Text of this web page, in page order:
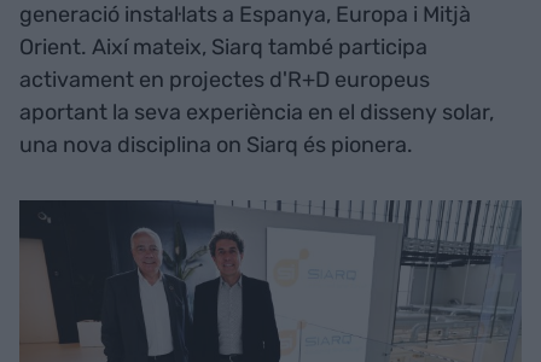
generació instal·lats a Espanya, Europa i Mitjà
Orient. Així mateix, Siarq també participa
activament en projectes d'R+D europeus
aportant la seva experiència en el disseny solar,
una nova disciplina on Siarq és pionera.